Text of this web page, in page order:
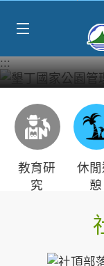
:::
教育研
究
休閒
憩